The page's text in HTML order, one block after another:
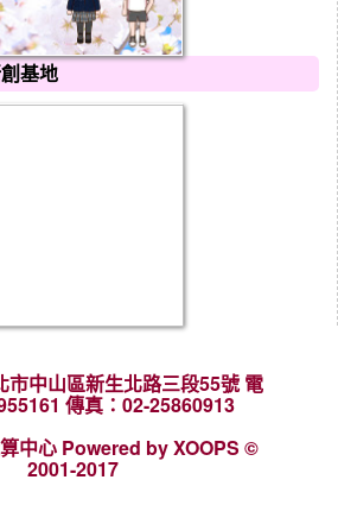
基地
市中山區新生北路三段55號 電
傳真：02-25860913
中心 Powered by XOOPS ©
2001-2017